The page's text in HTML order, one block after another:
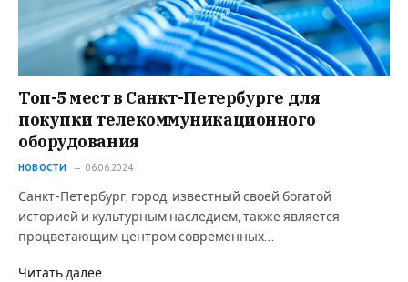
Топ-5 мест в Санкт-Петербурге для
покупки телекоммуникационного
оборудования
НОВОСТИ 06.06.2024
Санкт-Петербург, город, известный своей богатой
историей и культурным наследием, также является
процветающим центром современных…
Читать далее